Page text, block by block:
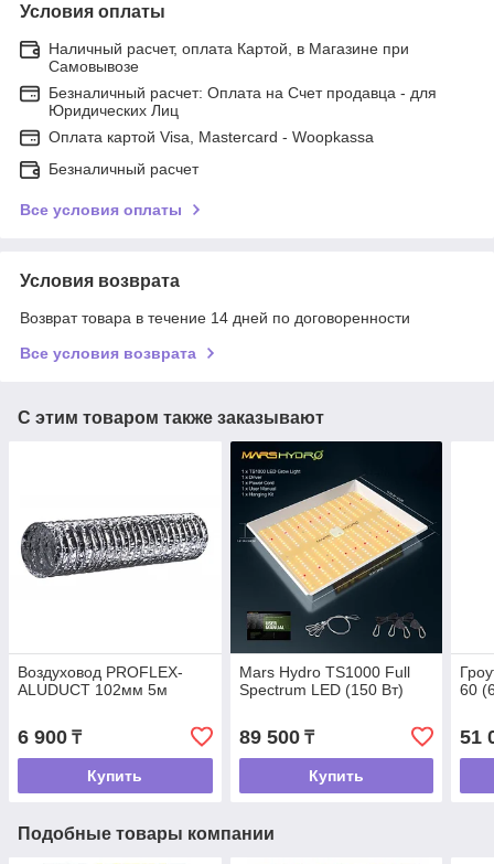
Условия оплаты
Наличный расчет, оплата Картой, в Магазине при
Самовывозе
Безналичный расчет: Оплата на Счет продавца - для
Юридических Лиц
Оплата картой Visa, Mastercard - Woopkassa
Безналичный расчет
Все условия оплаты
Условия возврата
Возврат товара в течение 14 дней по договоренности
Все условия возврата
С этим товаром также заказывают
Воздуховод PROFLEX-
ALUDUCT 102мм 5м
6 900 ₸
Купить
Mars Hydro TS1000 Full
Spectrum LED (150 Вт)
89 500₸
Купить
60
51
Подобные товары компании